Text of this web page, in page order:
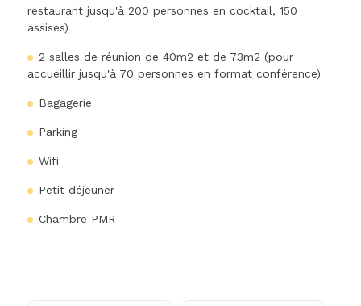
restaurant jusqu'à 200 personnes en cocktail, 150
assises)
2 salles de réunion de 40m2 et de 73m2 (pour
accueillir jusqu'à 70 personnes en format conférence)
Bagagerie
Parking
Wifi
Petit déjeuner
Chambre PMR